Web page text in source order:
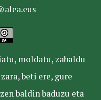
moldatu, zabaldu
beti ere, gure
baldin baduzu eta